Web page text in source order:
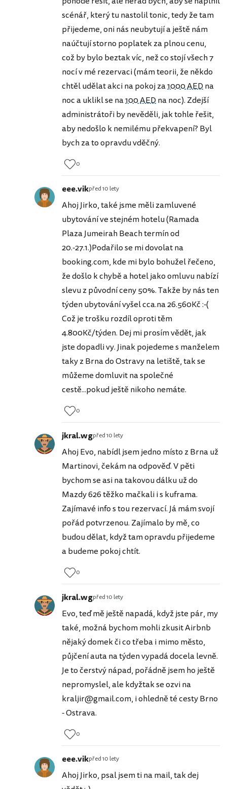
scénář, který tu nastolil tonic, tedy že tam
přijedeme, oni nás neubytují a ještě nám
naúčtují storno poplatek za plnou cenu,
což by bylo beztak víc, než co stojí všech 7
nocí v mé rezervaci (mám teorii, že někdo
chtěl udělat akci na pokoj za1000 AEDna
noc a uklikl se na100 AEDna noc). Zdejší
administrátoři by nevěděli, jak tohle řešit,
aby nedošlo k nemilému překvapení? Byl
bych za to opravdu vděčný.
0
eee.vikpřed 10 lety
Ahoj Jirko, také jsme měli zamluvené
ubytování ve stejném hotelu (Ramada
Plaza Jumeirah Beach termín od
20.-27.1.)Podařilo se mi dovolat na
booking.com, kde mi bylo bohužel řečeno,
že došlo k chybě a hotel jako omluvu nabízí
slevu z původní ceny 50%. Takže by nás ten
týden ubytování vyšel cca.na 26.560Kč :-(
Což je trošku rozdíl oproti těm
4.800Kč/týden. Dej mi prosím vědět, jak
jste dopadli vy. Jinak pojedeme s manželem
taky z Brna do Ostravy na letiště, tak se
můžeme domluvit na společné
cestě...pokud ještě nikoho nemáte.
0
jkral.wgpřed 10 lety
Ahoj Evo, nabídl jsem jedno místo z Brna už
Martinovi, čekám na odpověď. V pěti
bychom se asi na takovou dálku už do
Mazdy 626 těžko mačkali i s kuframa.
Zajímavé info s tou rezervací. Já mám svojí
pořád potvrzenou. Zajímalo by mě, co
budou dělat, když tam opravdu přijedeme
a budeme pokoj chtít.
0
jkral.wgpřed 10 lety
Evo, teď mě ještě napadá, když jste pár, my
také, možná bychom mohli zkusit Airbnb
nějaký domek či co třeba i mimo město,
půjčení auta na týden vypadá docela levně.
Je to čerstvý nápad, pořádně jsem ho ještě
nepromyslel, ale kdyžtak se ozvi na
kraljir@gmail.com, i ohledně té cesty Brno
- Ostrava.
0
eee.vikpřed 10 lety
Ahoj Jirko, psal jsem ti na mail, tak dej